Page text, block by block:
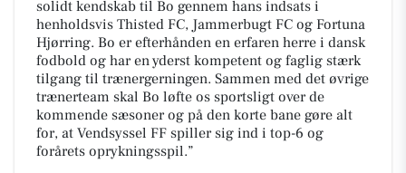
solidt kendskab til Bo gennem hans indsats i
henholdsvis Thisted FC, Jammerbugt FC og Fortuna
Hjørring. Bo er efterhånden en erfaren herre i dansk
fodbold og har en yderst kompetent og faglig stærk
tilgang til trænergerningen. Sammen med det øvrige
trænerteam skal Bo løfte os sportsligt over de
kommende sæsoner og på den korte bane gøre alt
for, at Vendsyssel FF spiller sig ind i top-6 og
forårets oprykningsspil.”